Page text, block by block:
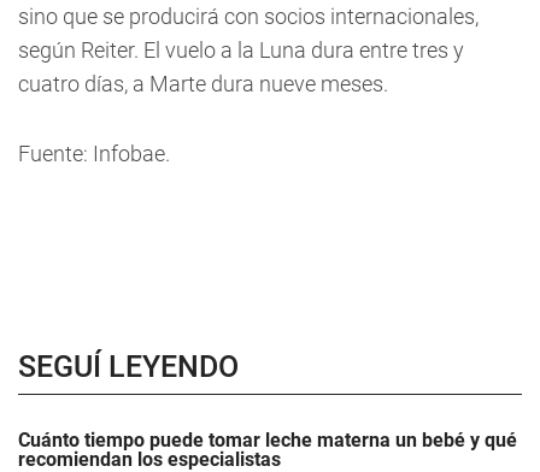
sino que se producirá con socios internacionales,
según Reiter. El vuelo a la Luna dura entre tres y
cuatro días, a Marte dura nueve meses.
Fuente: Infobae.
SEGUÍ LEYENDO
Cuánto tiempo puede tomar leche materna un bebé y qué
recomiendan los especialistas